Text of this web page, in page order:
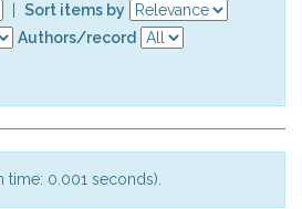
Sort items by
Authors/record
time: 0.001 seconds).